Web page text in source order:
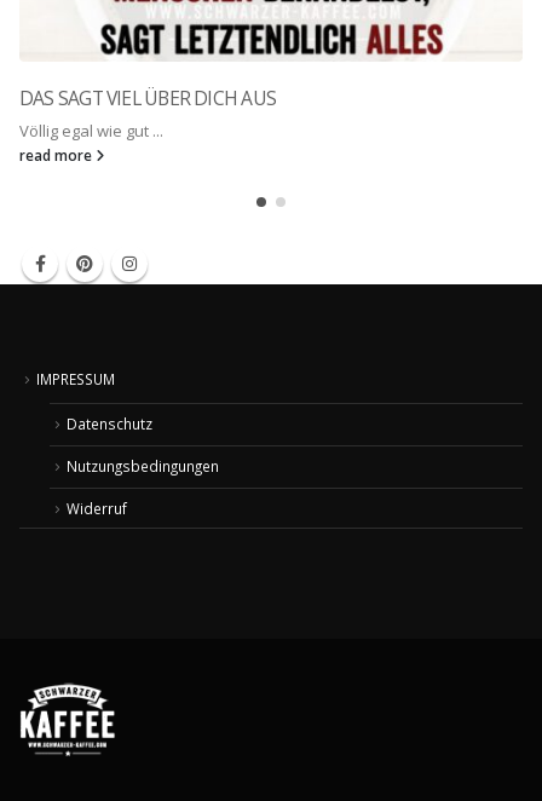
DAS SAGT VIEL ÜBER DICH AUS
Völlig egal wie gut ...
read more
IMPRESSUM
Datenschutz
Nutzungsbedingungen
Widerruf